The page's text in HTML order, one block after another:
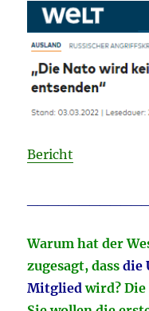
Bericht
Warum hat der
zugesagt, dassdie
Mitglied wird? Die